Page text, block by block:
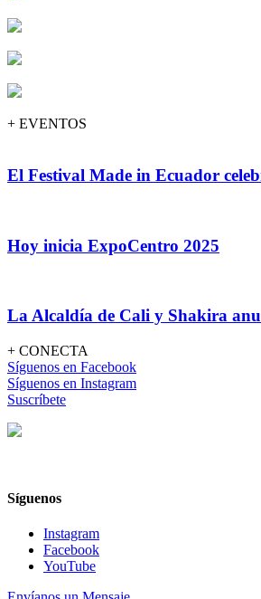
+ EVENTOS
El Festival Made in Ecuador
Hoy inicia ExpoCentro 2025
La Alcaldía de Cali y Shakira
+ CONECTA
Síguenos en Facebook
Síguenos en Instagram
Suscríbete
Síguenos
Instagram
Facebook
YouTube